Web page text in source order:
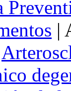
|